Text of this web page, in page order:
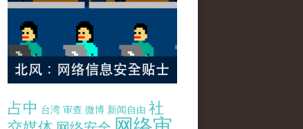
占中 台湾 审查 微博 新闻自由 社